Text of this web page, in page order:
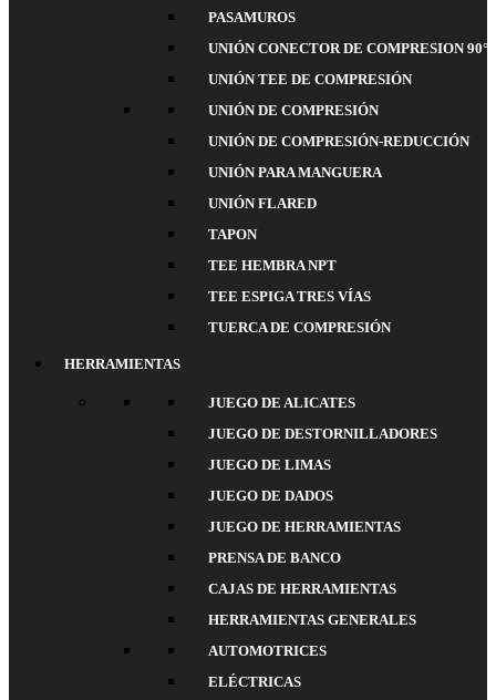
PASAMUROS
UNIÓN CONECTOR DE COMPRESION 90°
UNIÓN TEE DE COMPRESIÓN
UNIÓN DE COMPRESIÓN
UNIÓN DE COMPRESIÓN-REDUCCIÓN
UNIÓN PARA MANGUERA
UNIÓN FLARED
TAPON
TEE HEMBRA NPT
TEE ESPIGA TRES VÍAS
TUERCA DE COMPRESIÓN
HERRAMIENTAS
JUEGO DE ALICATES
JUEGO DE DESTORNILLADORES
JUEGO DE LIMAS
JUEGO DE DADOS
JUEGO DE HERRAMIENTAS
PRENSA DE BANCO
CAJAS DE HERRAMIENTAS
HERRAMIENTAS GENERALES
AUTOMOTRICES
ELÉCTRICAS